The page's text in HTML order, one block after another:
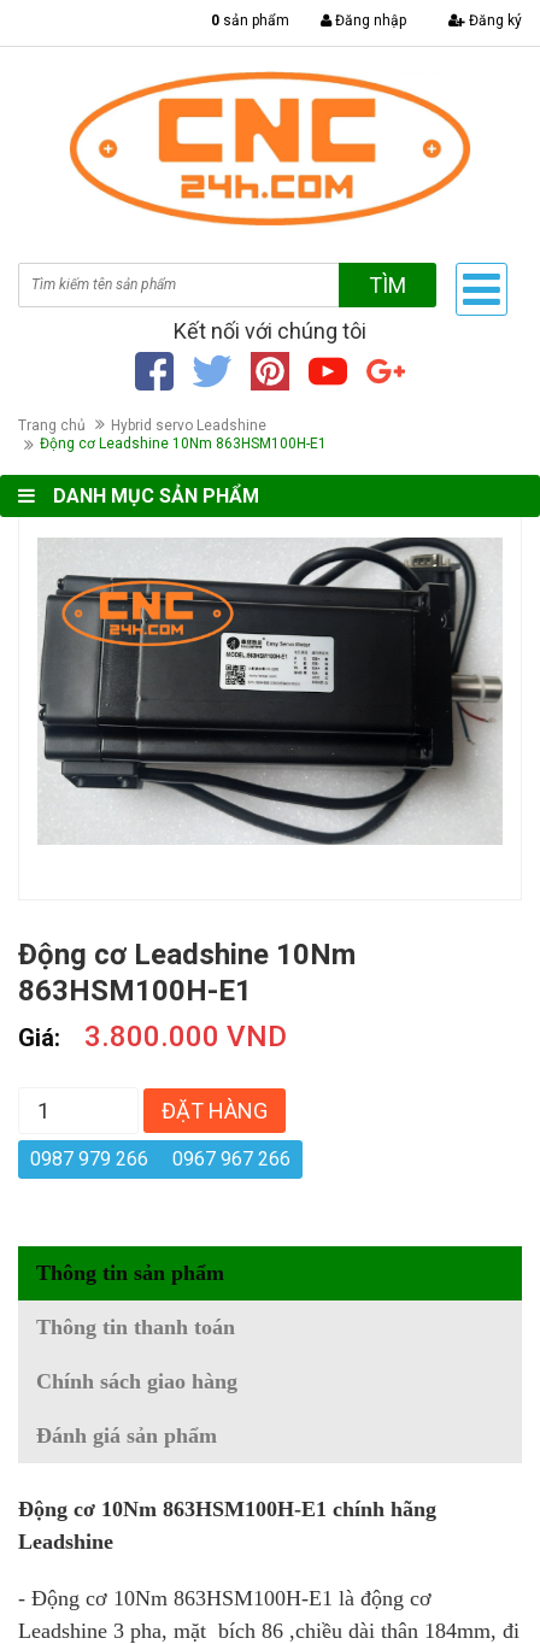
0 sản phẩm Đăng nhập Đăng ký
TÌM
Kết nối với chúng tôi
Trang chủ
Hybrid servo Leadshine
Động cơ Leadshine 10Nm 863HSM100H-E1
DANH MỤC SẢN PHẨM
Động cơ Leadshine 10Nm
863HSM100H-E1
Giá: 3.800.000 VND
ĐẶT HÀNG
0987 979 266 0967 967 266
Thông tin sản phẩm
Thông tin thanh toán
Chính sách giao hàng
Đánh giá sản phẩm
Động cơ 10Nm 863HSM100H-E1 chính hãng
Leadshine
- Động cơ 10Nm 863HSM100H-E1 là động cơ
Leadshine 3 pha, mặt bích 86 ,chiều dài thân 184mm, đi